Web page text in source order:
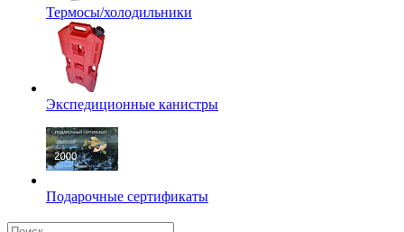
Термосы/холодильники
Экспедиционные канистры
Подарочные сертификаты